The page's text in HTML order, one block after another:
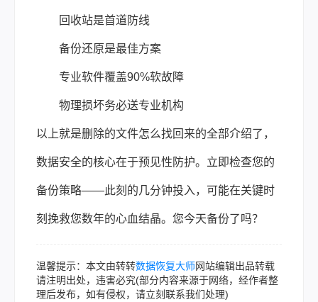
回收站是首道防线
备份还原是最佳方案
专业软件覆盖90%软故障
物理损坏务必送专业机构
以上就是删除的文件怎么找回来的全部介绍了，
数据安全的核心在于预见性防护。立即检查您的
备份策略——此刻的几分钟投入，可能在关键时
刻挽救您数年的心血结晶。您今天备份了吗？
温馨提示：本文由转转数据恢复大师网站编辑出品转载
请注明出处，违害必究(部分内容来源于网络，经作者整
理后发布，如有侵权，请立刻联系我们处理)